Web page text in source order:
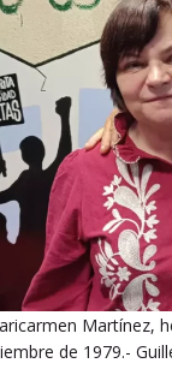
Martínez,
de 1979.-